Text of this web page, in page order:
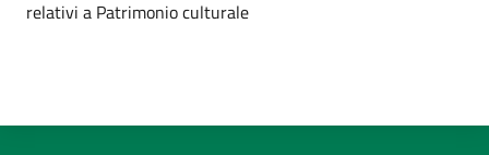
relativi a Patrimonio culturale